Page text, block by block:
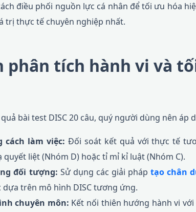
điều phối nguồn lực cá nhân để tối ưu hóa
trị thực tế chuyên nghiệp nhất.
phân tích hành vi và
bài test DISC 20 câu, quý người dùng nên áp
cách làm việc: Đối soát kết quả với thực tế
liệt (Nhóm D) hoặc tỉ mỉ kỉ luật (Nhóm C).
đối tượng: Sử dụng các giải pháptạo chân
dựa trên mô hình DISC tương ứng.
chuyên môn: Kết nối thiên hướng hành vi